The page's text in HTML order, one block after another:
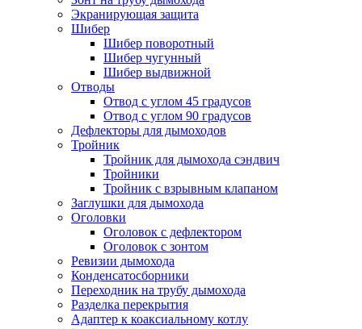
Экранирующая защита
Шибер
Шибер поворотный
Шибер чугунный
Шибер выдвижной
Отводы
Отвод с углом 45 градусов
Отвод с углом 90 градусов
Дефлекторы для дымоходов
Тройник
Тройник для дымохода сэндвич
Тройники
Тройник с взрывным клапаном
Заглушки для дымохода
Оголовки
Оголовок с дефлектором
Оголовок с зонтом
Ревизии дымохода
Конденсатосборники
Переходник на трубу дымохода
Разделка перекрытия
Адаптер к коаксиальному котлу